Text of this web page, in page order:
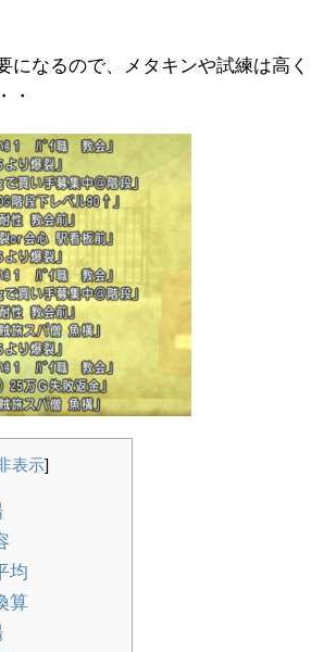
になるので、メタキンや試練は高く
・
表示]
均
算